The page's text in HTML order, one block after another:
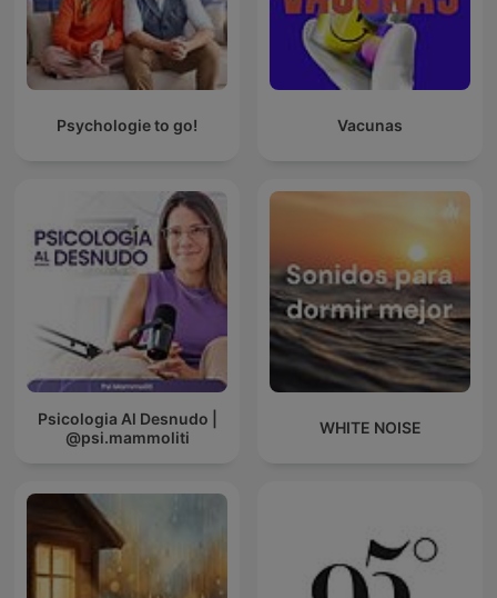
Psychologie to go! Vacunas
Psicologia Al Desnudo |
@psi.mammoliti
WHITE NOISE